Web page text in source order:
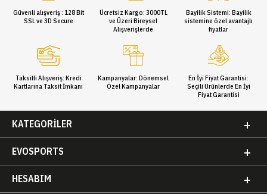
Güvenli alışveriş : 128 Bit
SSL ve 3D Secure
Ücretsiz Kargo: 3000TL
ve Üzeri Bireysel
Alışverişlerde
Bayilik Sistemi: Bayilik
sistemine özel avantajlı
fiyatlar
Taksitli Alışveriş: Kredi
Kartlarına Taksit İmkanı
Kampanyalar: Dönemsel
Özel Kampanyalar
En İyi Fiyat Garantisi:
Seçili Ürünlerde En İyi
Fiyat Garantisi
KATEGORILER
EVOSPORTS
HESABIM